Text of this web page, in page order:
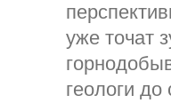
уже точат
геологи